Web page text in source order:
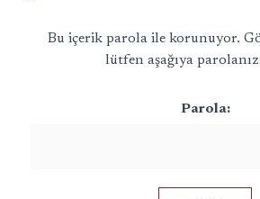
Bu içerik parola ile korunuyor.
lütfen aşağıya
Parola: